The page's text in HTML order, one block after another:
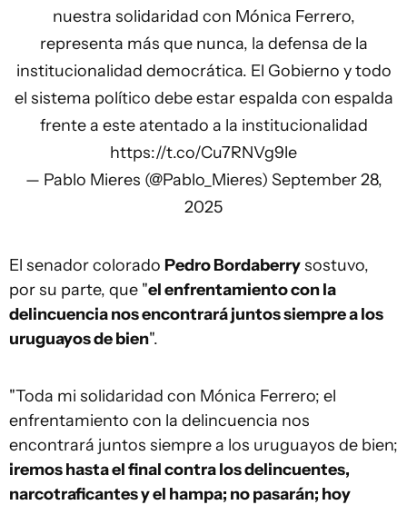
nuestra solidaridad con Mónica Ferrero,
representa más que nunca, la defensa de la
institucionalidad democrática. El Gobierno y todo
el sistema político debe estar espalda con espalda
frente a este atentado a la institucionalidad
https://t.co/Cu7RNVg9le
— Pablo Mieres (@Pablo_Mieres) September 28,
2025
El senador colorado Pedro Bordaberrysostuvo,
por su parte, que "el enfrentamiento con la
delincuencia nos encontrará juntos siempre a los
uruguayos de bien".
"Toda mi solidaridad con Mónica Ferrero; el
enfrentamiento con la delincuencia nos
encontrará juntos siempre a los uruguayos de bien;
iremos hasta el final contra los delincuentes,
narcotraficantes y el hampa; no pasarán; hoy